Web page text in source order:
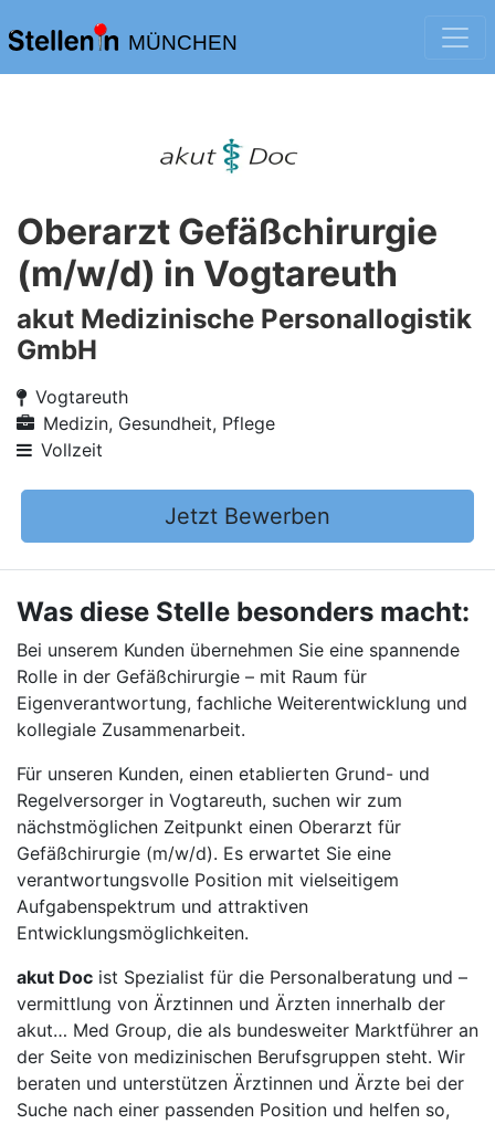
MÜNCHEN
Oberarzt Gefäßchirurgie
(m/w/d) in Vogtareuth
akut Medizinische Personallogistik
GmbH
Vogtareuth
Medizin, Gesundheit, Pflege
Vollzeit
Jetzt Bewerben
Was diese Stelle besonders macht:
Bei unserem Kunden übernehmen Sie eine spannende
Rolle in der Gefäßchirurgie – mit Raum für
Eigenverantwortung, fachliche Weiterentwicklung und
kollegiale Zusammenarbeit.
Für unseren Kunden, einen etablierten Grund- und
Regelversorger in Vogtareuth, suchen wir zum
nächstmöglichen Zeitpunkt einen Oberarzt für
Gefäßchirurgie (m/w/d). Es erwartet Sie eine
verantwortungsvolle Position mit vielseitigem
Aufgabenspektrum und attraktiven
Entwicklungsmöglichkeiten.
akut Doc ist Spezialist für die Personalberatung und –
vermittlung von Ärztinnen und Ärzten innerhalb der
akut… Med Group, die als bundesweiter Marktführer an
der Seite von medizinischen Berufsgruppen steht. Wir
beraten und unterstützen Ärztinnen und Ärzte bei der
Suche nach einer passenden Position und helfen so,